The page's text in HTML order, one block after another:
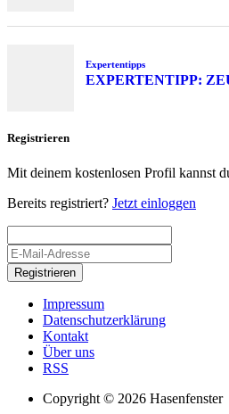
Expertentipps
EXPERTENTIPP:
Registrieren
Mit deinem kostenlosen Profil kannst
Bereits registriert? Jetzt einloggen
Registrieren
Impressum
Datenschutzerklärung
Kontakt
Über uns
RSS
Copyright © 2026 Hasenfenster